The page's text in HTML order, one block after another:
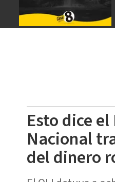
Esto dice el
Nacional
del dinero